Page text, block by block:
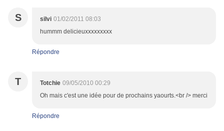
S silvi 01/02/2011 08:03
hummm delicieuxxxxxxxxx
Répondre
T Totchie 09/05/2010 00:29
Oh mais c'est une idée pour de prochains yaourts.<br /> merci
Répondre